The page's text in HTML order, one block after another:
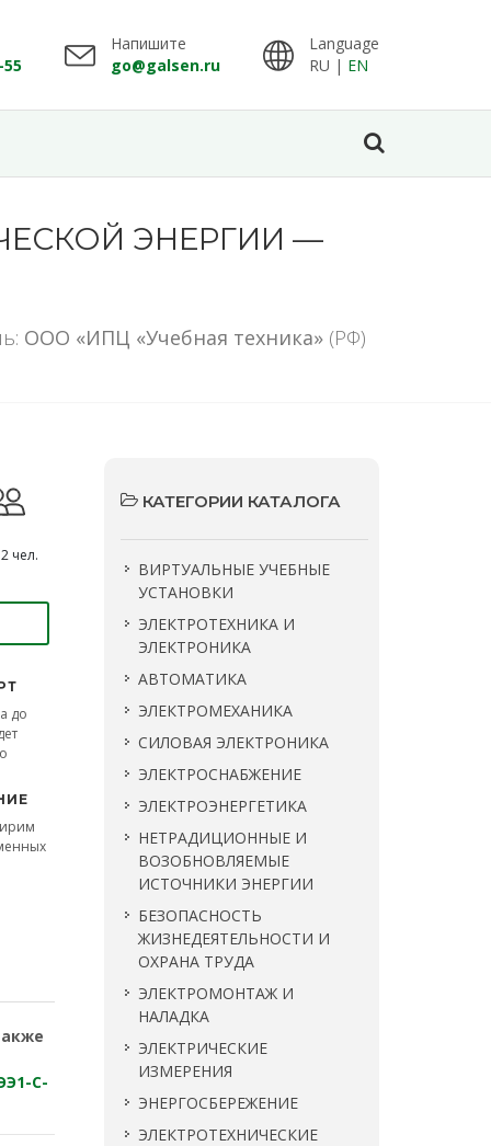
55
Напишите
go@galsen.ru
Language
RU | EN
ЭНЕРГИИ —
ООО «ИПЦ «Учебная техника» (РФ)
чел.
до
С-
КАТЕГОРИИ КАТАЛОГА
ВИРТУАЛЬНЫЕ УЧЕБНЫЕ
УСТАНОВКИ
ЭЛЕКТРОТЕХНИКА И
ЭЛЕКТРОНИКА
АВТОМАТИКА
ЭЛЕКТРОМЕХАНИКА
СИЛОВАЯ ЭЛЕКТРОНИКА
ЭЛЕКТРОСНАБЖЕНИЕ
ЭЛЕКТРОЭНЕРГЕТИКА
НЕТРАДИЦИОННЫЕ И
ВОЗОБНОВЛЯЕМЫЕ
ИСТОЧНИКИ ЭНЕРГИИ
БЕЗОПАСНОСТЬ
ЖИЗНЕДЕЯТЕЛЬНОСТИ И
ОХРАНА ТРУДА
ЭЛЕКТРОМОНТАЖ И
НАЛАДКА
ЭЛЕКТРИЧЕСКИЕ
ИЗМЕРЕНИЯ
ЭНЕРГОСБЕРЕЖЕНИЕ
ЭЛЕКТРОТЕХНИЧЕСКИЕ